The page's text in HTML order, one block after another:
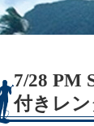
7/28 PM
付きレ